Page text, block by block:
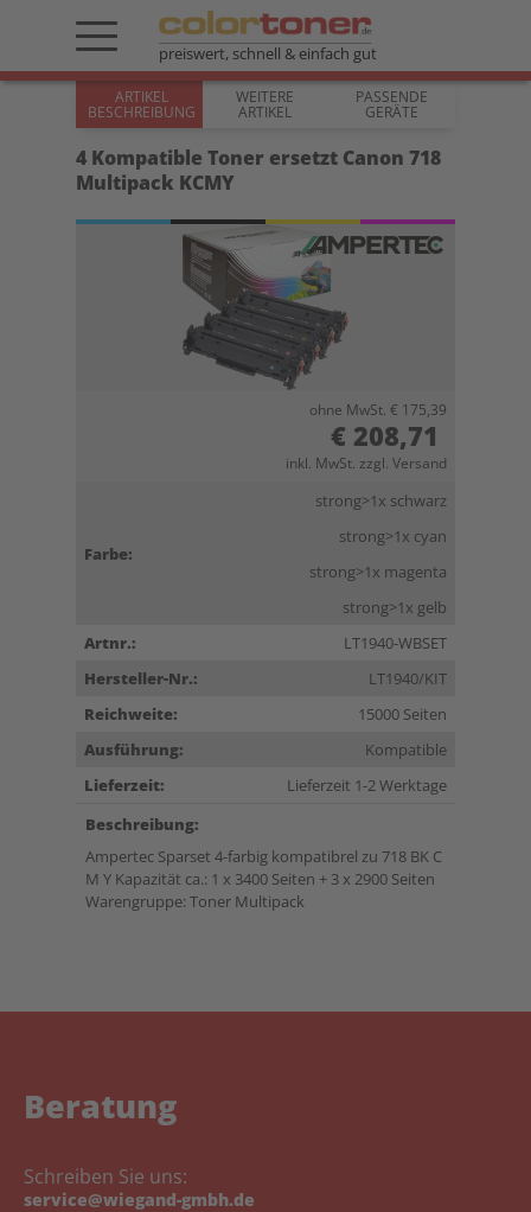
preiswert, schnell & einfach gut
ARTIKEL
BESCHREIBUNG
WEITERE
ARTIKEL
PASSENDE
GERÄTE
4 Kompatible Toner ersetzt Canon 718
Multipack KCMY
ohne MwSt. € 175,39
€ 208,71
inkl. MwSt. zzgl. Versand
Farbe:
strong>1x schwarz
strong>1x cyan
strong>1x magenta
strong>1x gelb
Artnr.:
LT1940-WBSET
Hersteller-Nr.:
LT1940/KIT
Reichweite:
15000 Seiten
Ausführung:
Kompatible
Lieferzeit:
Lieferzeit 1-2 Werktage
Beschreibung:
Ampertec Sparset 4-farbig kompatibrel zu 718 BK C
M Y Kapazität ca.: 1 x 3400 Seiten + 3 x 2900 Seiten
Warengruppe: Toner Multipack
Beratung
Schreiben Sie uns:
service@wiegand-gmbh.de